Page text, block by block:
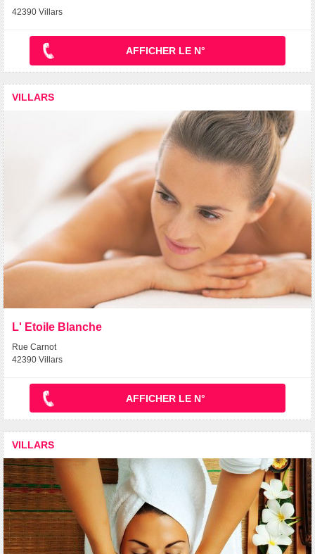
42390 Villars
AFFICHER LE N°
VILLARS
L' Etoile Blanche
Rue Carnot
42390 Villars
AFFICHER LE N°
VILLARS